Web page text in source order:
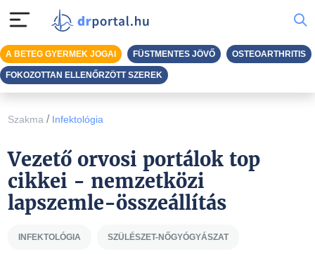
Szakma / Infektológia
Vezető orvosi portálok top
cikkei - nemzetközi
lapszemle-összeállítás
INFEKTOLÓGIA SZÜLÉSZET-NŐGYÓGYÁSZAT
A BETEG GYERMEK JOGAI FÜSTMENTES JÖVŐ OSTEOARTHRITIS
FOKOZOTTAN ELLENŐRZÖTT SZEREK